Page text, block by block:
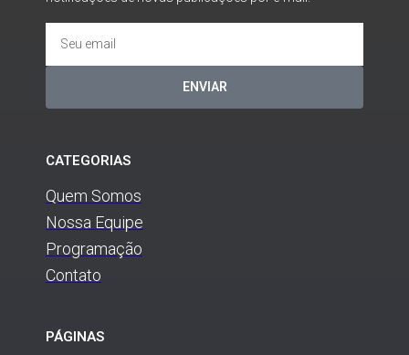
ENVIAR
CATEGORIAS
Quem Somos
Nossa Equipe
Programação
Contato
PÁGINAS